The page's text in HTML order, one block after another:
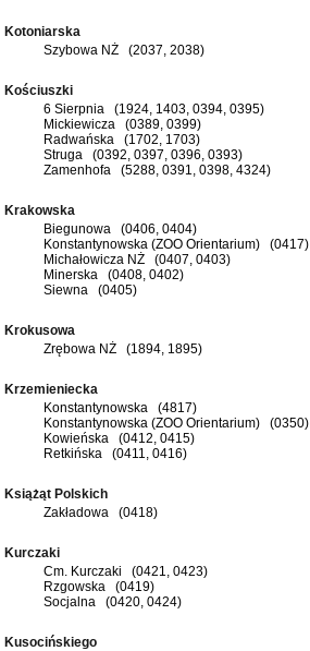
Kotoniarska
Szybowa NŻ (2037, 2038)
Kościuszki
6 Sierpnia (1924, 1403, 0394, 0395)
Mickiewicza (0389, 0399)
Radwańska (1702, 1703)
Struga (0392, 0397, 0396, 0393)
Zamenhofa (5288, 0391, 0398, 4324)
Krakowska
Biegunowa (0406, 0404)
Konstantynowska (ZOO Orientarium) (0417)
Michałowicza NŻ (0407, 0403)
Minerska (0408, 0402)
Siewna (0405)
Krokusowa
Zrębowa NŻ (1894, 1895)
Krzemieniecka
Konstantynowska (4817)
Konstantynowska (ZOO Orientarium) (0350)
Kowieńska (0412, 0415)
Retkińska (0411, 0416)
Książąt Polskich
Zakładowa (0418)
Kurczaki
Cm. Kurczaki (0421, 0423)
Rzgowska (0419)
Socjalna (0420, 0424)
Kusocińskiego